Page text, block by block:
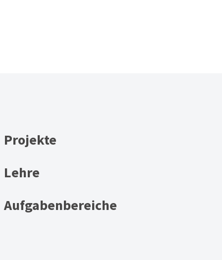
Projekte
Lehre
Aufgabenbereiche